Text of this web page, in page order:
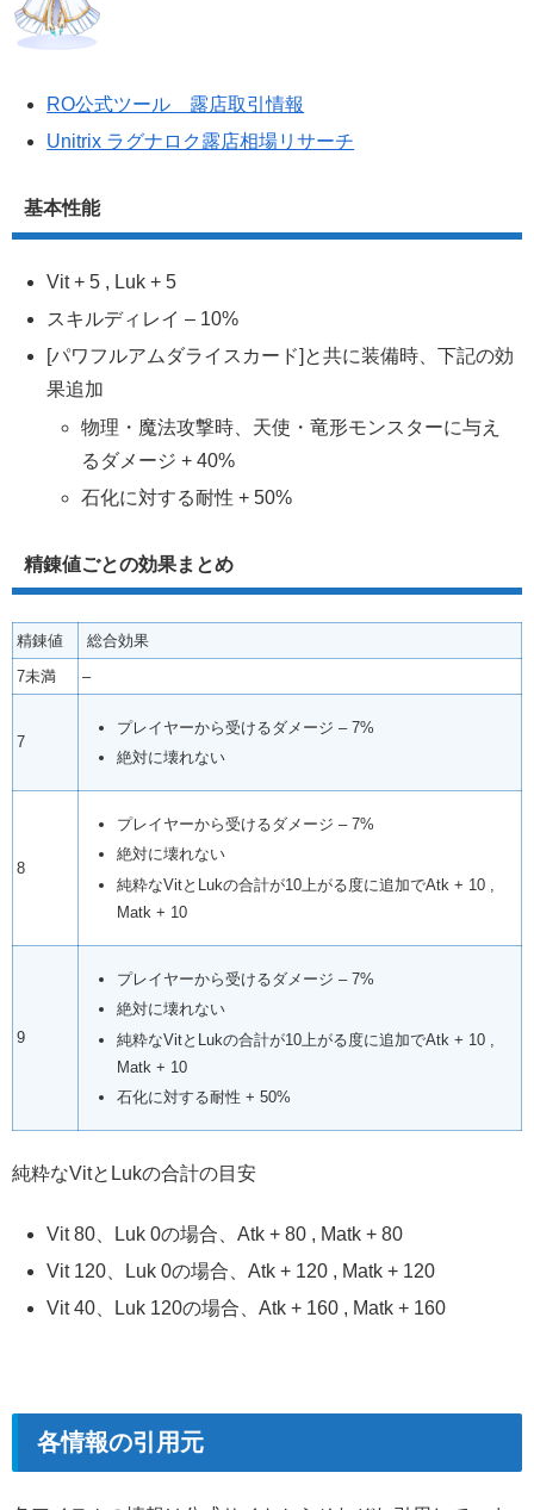
RO公式ツール 露店取引情報
Unitrix ラグナロク露店相場リサーチ
基本性能
Vit + 5 , Luk + 5
スキルディレイ – 10%
[パワフルアムダライスカード]と共に装備時、下記の効
果追加
物理・魔法攻撃時、天使・竜形モンスターに与え
るダメージ + 40%
石化に対する耐性 + 50%
精錬値ごとの効果まとめ
精錬値
総合効果
7未満
–
7
プレイヤーから受けるダメージ – 7%
絶対に壊れない
8
プレイヤーから受けるダメージ – 7%
絶対に壊れない
純粋なVitとLukの合計が10上がる度に追加でAtk + 10 ,
Matk + 10
9
プレイヤーから受けるダメージ – 7%
絶対に壊れない
純粋なVitとLukの合計が10上がる度に追加でAtk + 10 ,
Matk + 10
石化に対する耐性 + 50%
純粋なVitとLukの合計の目安
Vit 80、Luk 0の場合、Atk + 80 , Matk + 80
Vit 120、Luk 0の場合、Atk + 120 , Matk + 120
Vit 40、Luk 120の場合、Atk + 160 , Matk + 160
各情報の引用元